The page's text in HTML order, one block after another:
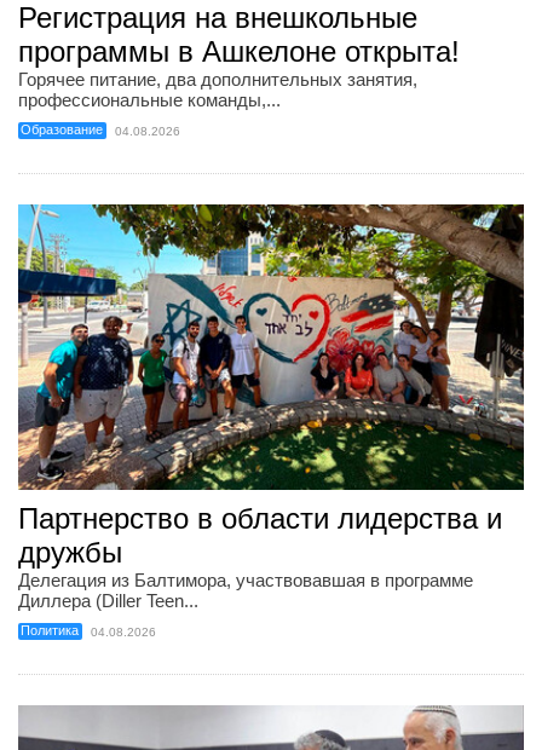
Регистрация на внешкольные
программы в Ашкелоне открыта!
Горячее питание, два дополнительных занятия,
профессиональные команды,...
Образование 04.08.2026
Партнерство в области лидерства и
дружбы
Делегация из Балтимора, участвовавшая в программе
Диллера (Diller Teen...
Политика 04.08.2026